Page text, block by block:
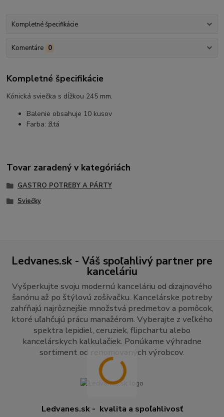
Kompletné špecifikácie
Komentáre 0
Kompletné špecifikácie
Kónická sviečka s dĺžkou 245 mm.
Balenie obsahuje 10 kusov
Farba: žltá
Tovar zaradený v kategóriách
GASTRO POTREBY A PÁRTY
Sviečky
Ledvanes.sk - Váš spoľahlivý partner pre
kanceláriu
Vyšperkujte svoju modernú kanceláriu od dizajnového
šanónu až po štýlovú zošívačku. Kancelárske potreby
zahŕňajú najrôznejšie množstvá predmetov a pomôcok,
ktoré uľahčujú prácu manažérom. Vyberajte z veľkého
spektra lepidiel, ceruziek, flipchartu alebo
kancelárskych kalkulačiek. Ponúkame výhradne
sortiment od renomovaných výrobcov.
Ledvanes.sk - kvalita a spoľahlivosť